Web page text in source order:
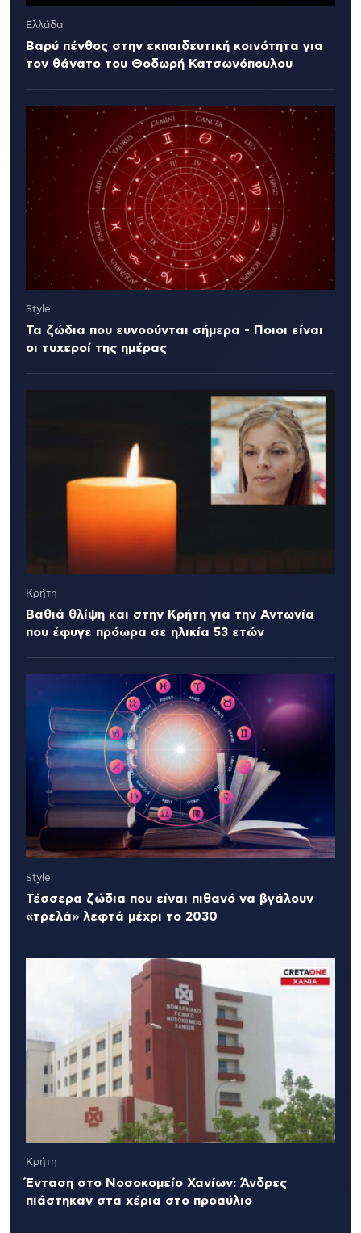
Ελλάδα
Βαρύ πένθος στην εκπαιδευτική κοινότητα για
τον θάνατο του Θοδωρή Κατσωνόπουλου
Style
Τα ζώδια που ευνοούνται σήμερα - Ποιοι είναι
οι τυχεροί της ημέρας
Κρήτη
Βαθιά θλίψη και στην Κρήτη για την Αντωνία
που έφυγε πρόωρα σε ηλικία 53 ετών
Style
Τέσσερα ζώδια που είναι πιθανό να βγάλουν
«τρελά» λεφτά μέχρι το 2030
Κρήτη
Ένταση στο Νοσοκομείο Χανίων: Άνδρες
πιάστηκαν στα χέρια στο προαύλιο